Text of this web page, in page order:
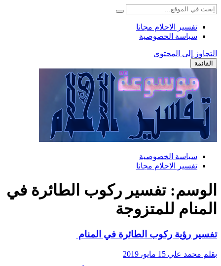
تفسير الاحلام مجانا
سياسة الخصوصية
التجاوز إلى المحتوى
القائمة
سياسة الخصوصية
تفسير الاحلام مجانا
الوسم:تفسير ركوب الطائرة في
المنام للمتزوجة
تفسير رؤية ركوب الطائرة في المنام
بقلم محمد علي 15 مايو، 2019